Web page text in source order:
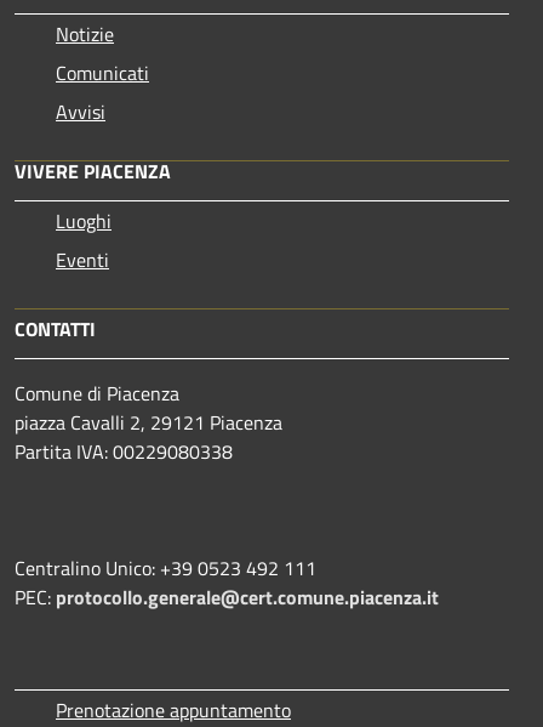
Notizie
Comunicati
Avvisi
VIVERE PIACENZA
Luoghi
Eventi
CONTATTI
Comune di Piacenza
piazza Cavalli 2, 29121 Piacenza
Partita IVA: 00229080338
Centralino Unico: +39 0523 492 111
PEC: protocollo.generale@cert.comune.piacenza.it
Prenotazione appuntamento